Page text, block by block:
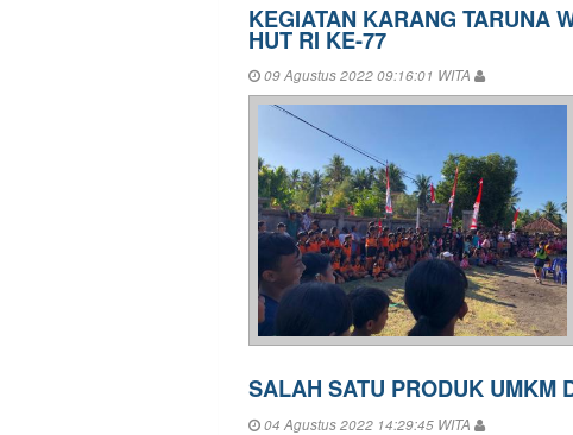
KEGIATAN KARANG TARUNA
HUT RI KE-77
09 Agustus 2022 09:16:01 WITA
SALAH SATU PRODUK UMKM
04 Agustus 2022 14:29:45 WITA